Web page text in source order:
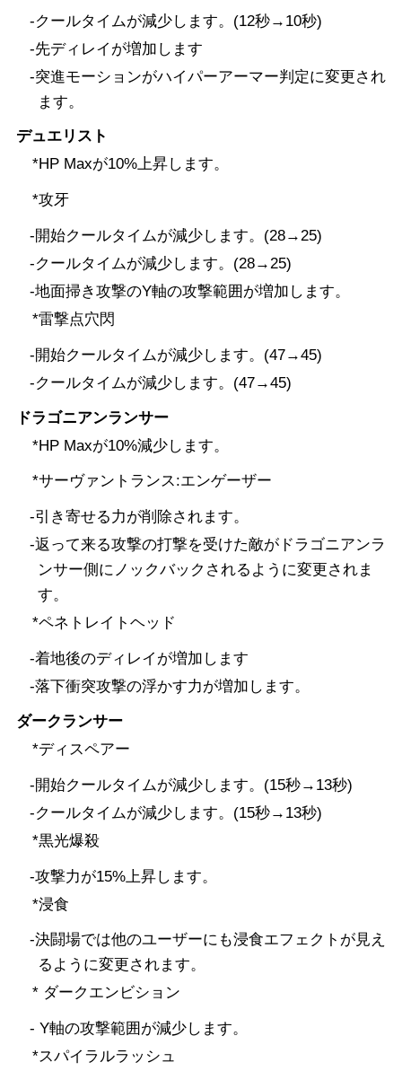
-クールタイムが減少します。(12秒→10秒)
-先ディレイが増加します
-突進モーションがハイパーアーマー判定に変更され
ます。
デュエリスト
*HP Maxが10%上昇します。
*攻牙
-開始クールタイムが減少します。(28→25)
-クールタイムが減少します。(28→25)
-地面掃き攻撃のY軸の攻撃範囲が増加します。
*雷撃点穴閃
-開始クールタイムが減少します。(47→45)
-クールタイムが減少します。(47→45)
ドラゴニアンランサー
*HP Maxが10%減少します。
*サーヴァントランス:エンゲーザー
-引き寄せる力が削除されます。
-返って来る攻撃の打撃を受けた敵がドラゴニアンラ
ンサー側にノックバックされるように変更されま
す。
*ペネトレイトヘッド
-着地後のディレイが増加します
-落下衝突攻撃の浮かす力が増加します。
ダークランサー
*ディスペアー
-開始クールタイムが減少します。(15秒→13秒)
-クールタイムが減少します。(15秒→13秒)
*黒光爆殺
-攻撃力が15%上昇します。
*浸食
-決闘場では他のユーザーにも浸食エフェクトが見え
るように変更されます。
* ダークエンビション
- Y軸の攻撃範囲が減少します。
*スパイラルラッシュ